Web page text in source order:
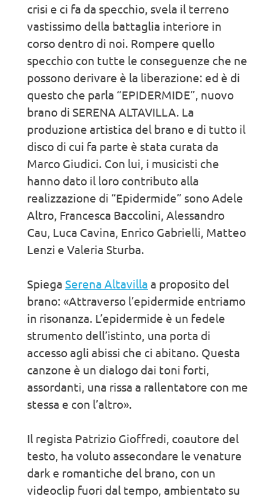
crisi e ci fa da specchio, svela il terreno
vastissimo della battaglia interiore in
corso dentro di noi. Rompere quello
specchio con tutte le conseguenze che ne
possono derivare è la liberazione: ed è di
questo che parla “EPIDERMIDE”, nuovo
brano di SERENA ALTAVILLA. La
produzione artistica del brano e di tutto il
disco di cui fa parte è stata curata da
Marco Giudici. Con lui, i musicisti che
hanno dato il loro contributo alla
realizzazione di “Epidermide” sono Adele
Altro, Francesca Baccolini, Alessandro
Cau, Luca Cavina, Enrico Gabrielli, Matteo
Lenzi e Valeria Sturba.
Spiega Serena Altavilla a proposito del
brano: «Attraverso l’epidermide entriamo
in risonanza. L’epidermide è un fedele
strumento dell’istinto, una porta di
accesso agli abissi che ci abitano. Questa
canzone è un dialogo dai toni forti,
assordanti, una rissa a rallentatore con me
stessa e con l’altro».
Il regista Patrizio Gioffredi, coautore del
testo, ha voluto assecondare le venature
dark e romantiche del brano, con un
videoclip fuori dal tempo, ambientato su